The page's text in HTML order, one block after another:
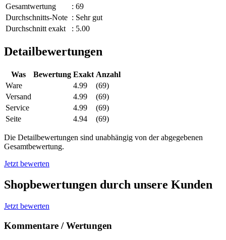
Gesamtwertung
: 69
Durchschnitts-Note : Sehr gut
Durchschnitt exakt
: 5.00
Detailbewertungen
Was Bewertung Exakt Anzahl
Ware
4.99
(69)
Versand
4.99
(69)
Service
4.99
(69)
Seite
4.94 (69)
Die Detailbewertungen sind unabhängig von der abgegebenen
Gesamtbewertung.
Jetzt bewerten
Shopbewertungen durch unsere Kunden
Jetzt bewerten
Kommentare / Wertungen